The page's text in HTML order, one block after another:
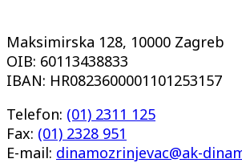
Maksimirska 128, 10000 Zagreb
OIB: 60113438833
IBAN: HR0823600001101253157
Telefon: (01) 2311 125
Fax: (01) 2328 951
E-mail: dinamozrinjevac@ak-